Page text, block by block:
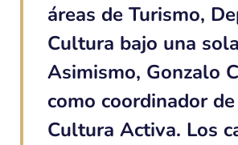
áreas de Turismo,
Cultura bajo una
Asimismo, Gonzalo
como coordinador
Cultura Activa. Los